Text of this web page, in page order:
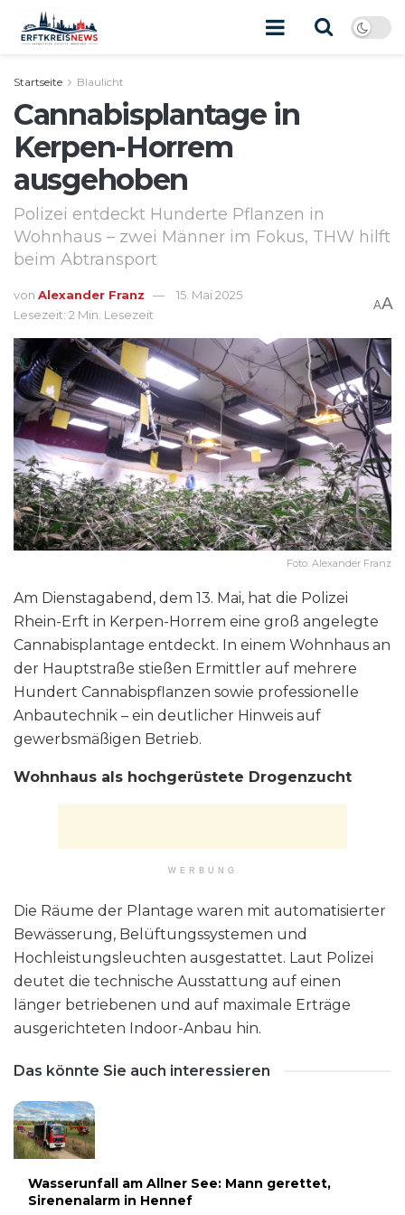
Startseite Blaulicht
Cannabisplantage in
Kerpen-Horrem
ausgehoben
Polizei entdeckt Hunderte Pflanzen in
Wohnhaus – zwei Männer im Fokus, THW hilft
beim Abtransport
von Alexander Franz
15. Mai 2025
Lesezeit: 2 Min. Lesezeit
AA
Foto: Alexander Franz
Am Dienstagabend, dem 13. Mai, hat die Polizei
Rhein-Erft in Kerpen-Horrem eine groß angelegte
Cannabisplantage entdeckt. In einem Wohnhaus an
der Hauptstraße stießen Ermittler auf mehrere
Hundert Cannabispflanzen sowie professionelle
Anbautechnik – ein deutlicher Hinweis auf
gewerbsmäßigen Betrieb.
Wohnhaus als hochgerüstete Drogenzucht
WERBUNG
Die Räume der Plantage waren mit automatisierter
Bewässerung, Belüftungssystemen und
Hochleistungsleuchten ausgestattet. Laut Polizei
deutet die technische Ausstattung auf einen
länger betriebenen und auf maximale Erträge
ausgerichteten Indoor-Anbau hin.
Das könnte Sie auch interessieren
Wasserunfall am Allner See: Mann gerettet,
Sirenenalarm in Hennef